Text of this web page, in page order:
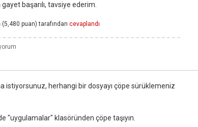
başarılı, tavsiye ederim.
(5,480 puan) tarafından cevaplandı
istiyorsunuz, herhangi bir dosyayı çöpe sürüklemeniz
"uygulamalar" klasöründen çöpe taşıyın.